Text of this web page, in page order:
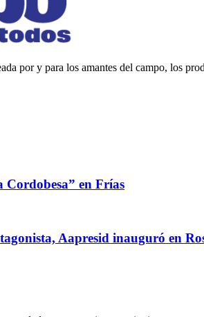
por y para los amantes del campo, los
Cordobesa” en Frías
Aapresid inauguró en